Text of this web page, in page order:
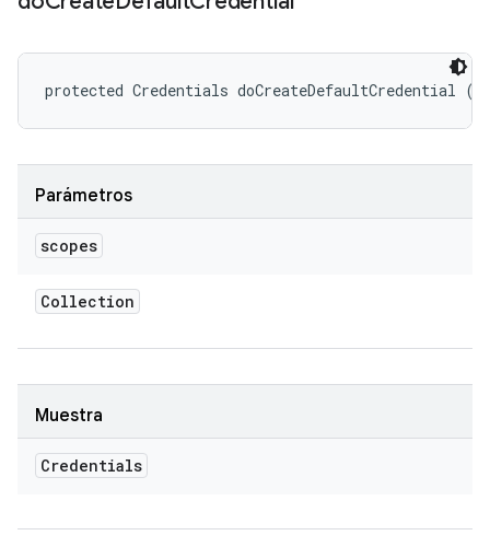
protected Credentials doCreateDefaultCredential
Parámetros
scopes
Collection
Muestra
Credentials